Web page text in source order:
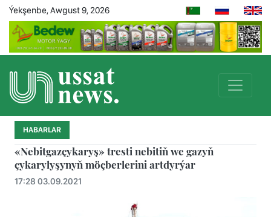
Ýekşenbe, Awgust 9, 2026
HABARLAR
«Nebitgazçykaryş» tresti nebitiň we gazyň
çykarylyşynyň möçberlerini artdyrýar
17:28 03.09.2021